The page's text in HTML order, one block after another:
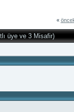
«
üye ve 3 Misafir)